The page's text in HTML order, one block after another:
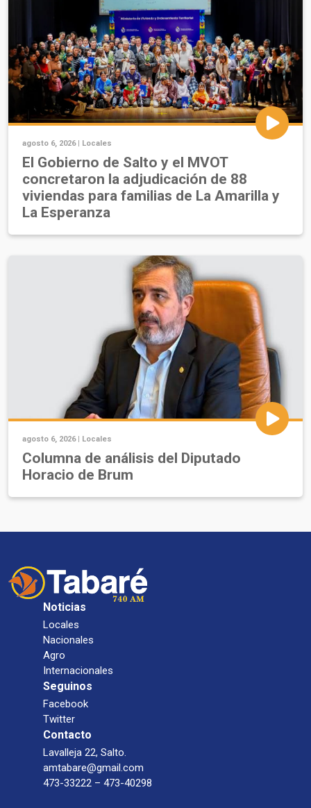
agosto 6, 2026 | Locales
El Gobierno de Salto y el MVOT
concretaron la adjudicación de 88
viviendas para familias de La Amarilla y
La Esperanza
agosto 6, 2026 | Locales
Columna de análisis del Diputado
Horacio de Brum
Noticias
Locales
Nacionales
Agro
Internacionales
Seguinos
Facebook
Twitter
Contacto
Lavalleja 22, Salto.
amtabare@gmail.com
473-33222 – 473-40298